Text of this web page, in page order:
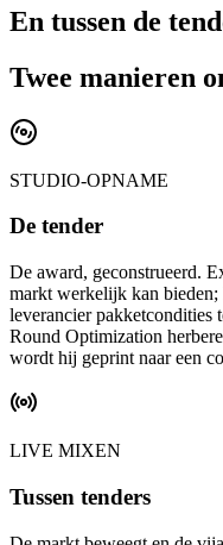
En tussen de
Twee manieren
STUDIO-OPNAME
De tender
De award, geconstrueerd.
markt werkelijk kan
leverancier pakketcondities
Round Optimization
wordt hij geprint naar een
LIVE MIXEN
Tussen tenders